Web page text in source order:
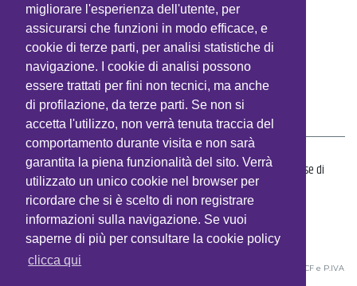
migliorare l'esperienza dell'utente, per
assicurarsi che funzioni in modo efficace, e
cookie di terze parti, per analisi statistiche di
navigazione. I cookie di analisi possono
essere trattati per fini non tecnici, ma anche
di profilazione, da terze parti. Se non si
accetta l'utilizzo, non verrà tenuta traccia del
comportamento durante visita e non sarà
garantita la piena funzionalità del sito. Verrà
utilizzato un unico cookie nel browser per
ricordare che si è scelto di non registrare
informazioni sulla navigazione. Se vuoi
saperne di più per consultare la cookie policy
clicca qui
2008
2007
2006
HELP DESK
Per qualsiasi difficoltà nell'utilizzo del sito, in fase di
registrazione o accesso ai contenuti, siamo a
disposizione all'indirizzoeventi@ctpeople.it
©2026CTP Srl- Società unipersonale - Corso Sempione 44 - 20154 Milano • CF e P.IVA